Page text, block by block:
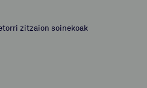
zitzaion soinekoak